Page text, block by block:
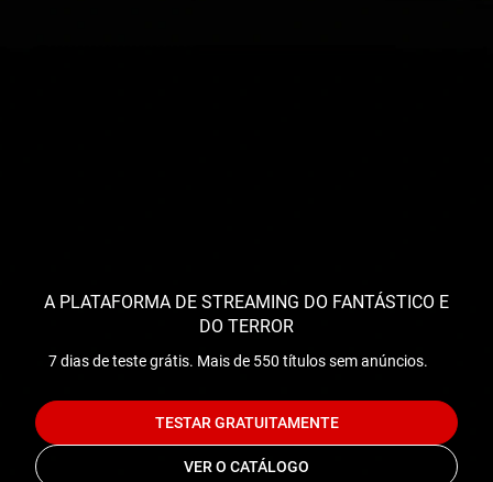
A PLATAFORMA DE STREAMING DO FANTÁSTICO E
DO TERROR
7 dias de teste grátis. Mais de 550 títulos sem anúncios.
TESTAR GRATUITAMENTE
VER O CATÁLOGO